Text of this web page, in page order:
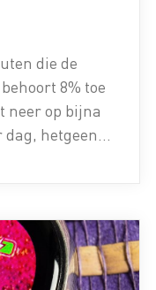
die de
8% toe
neer op bijna
hetgeen